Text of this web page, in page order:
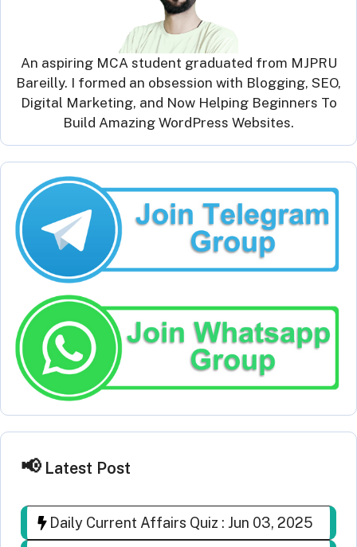
An aspiring MCA student graduated from MJPRU
Bareilly. I formed an obsession with Blogging, SEO,
Digital Marketing, and Now Helping Beginners To
Build Amazing WordPress Websites.
Latest Post
Daily Current Affairs Quiz : Jun 03, 2025